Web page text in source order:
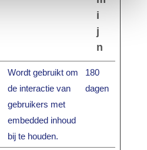
i
j
n
Wordt gebruikt om
de interactie van
gebruikers met
embedded inhoud
bij te houden.
180
dagen